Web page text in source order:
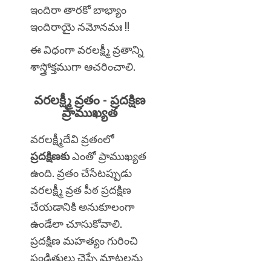
ఇందిరా తారకో బాభ్యాం
ఇందిరాయై నమోనమః !!
ఈ విధంగా వరలక్ష్మీ వ్రతాన్ని
శాస్త్రోక్తముగా ఆచరించాలి.
వరలక్ష్మీ వ్రతం - ప్రదక్షిణ
ప్రాముఖ్యత
వరలక్ష్మీదేవి వ్రతంలో
ప్రదక్షిణకుఎంతో ప్రాముఖ్యత
ఉంది. వ్రతం చేసేటప్పుడు
వరలక్ష్మీ వ్రత పీఠ ప్రదక్షిణ
చేయడానికి అనుకూలంగా
ఉండేలా చూసుకోవాలి.
ప్రదక్షిణ మహత్యం గురించి
పండితులు చెప్పే మాటలను